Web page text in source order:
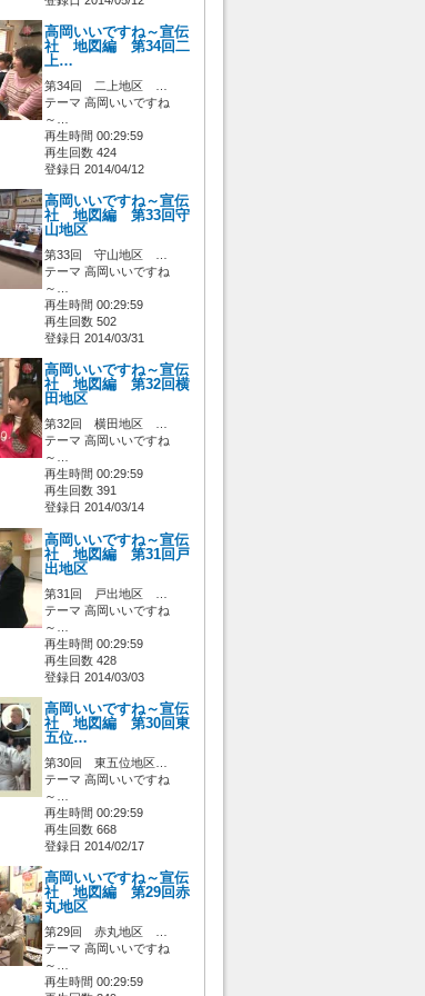
高岡いいですね～宣伝
社 地図編 第34回二
上…
第34回 二上地区 …
テーマ 高岡いいですね
～…
再生時間 00:29:59
再生回数 424
登録日 2014/04/12
高岡いいですね～宣伝
社 地図編 第33回守
山地区
第33回 守山地区 …
テーマ 高岡いいですね
～…
再生時間 00:29:59
再生回数 502
登録日 2014/03/31
高岡いいですね～宣伝
社 地図編 第32回横
田地区
第32回 横田地区 …
テーマ 高岡いいですね
～…
再生時間 00:29:59
再生回数 391
登録日 2014/03/14
高岡いいですね～宣伝
社 地図編 第31回戸
出地区
第31回 戸出地区 …
テーマ 高岡いいですね
～…
再生時間 00:29:59
再生回数 428
登録日 2014/03/03
高岡いいですね～宣伝
社 地図編 第30回東
五位…
第30回 東五位地区…
テーマ 高岡いいですね
～…
再生時間 00:29:59
再生回数 668
登録日 2014/02/17
高岡いいですね～宣伝
社 地図編 第29回赤
丸地区
第29回 赤丸地区 …
テーマ 高岡いいですね
～…
再生時間 00:29:59